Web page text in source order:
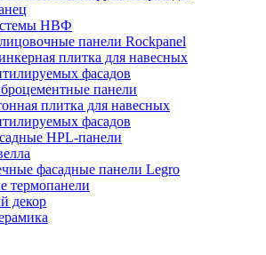
НВФ
панели Rockpanel
плитка для навесных
фасадов
панели
плитка для навесных
фасадов
HPL-панели
фасадные панели Legro
термопанели
декор